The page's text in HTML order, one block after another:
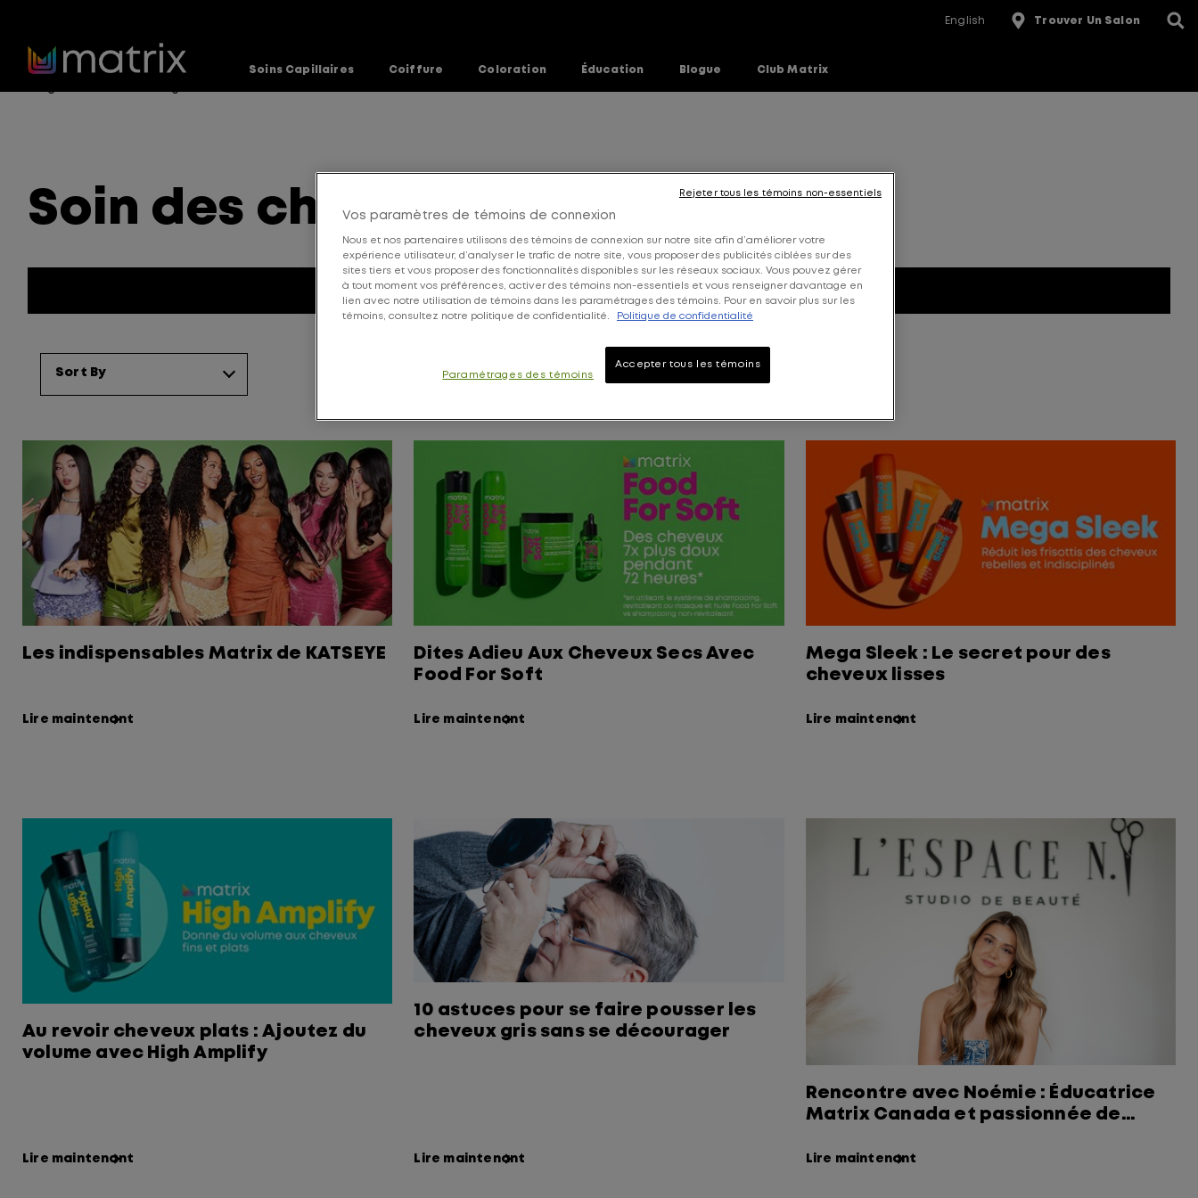
English Trouver Un Salon
Soins Capillaires Coiffure Coloration Éducation Blogue Club Matrix
Soin des cheveux
Tous Coloration Soin des cheveux
Sort By
Les indispensables Matrix de KATSEYE
Lire maintenant
Dites Adieu Aux Cheveux Secs Avec
Food For Soft
Lire maintenant
Mega Sleek : Le secret pour des
cheveux lisses
Lire maintenant
Au revoir cheveux plats : Ajoutez du
volume avec High Amplify
Lire maintenant
10 astuces pour se faire pousser les
cheveux gris sans se décourager
Lire maintenant
Rencontre avec Noémie : Éducatrice
Matrix Canada et passionnée de
Lire maintenant
Vos paramètres de témoins de connexion
Nous et nos partenaires utilisons des témoins de connexion sur notre site afin d’améliorer votre
expérience utilisateur, d’analyser le trafic de notre site, vous proposer des publicités ciblées sur des
sites tiers et vous proposer des fonctionnalités disponibles sur les réseaux sociaux. Vous pouvez gérer
à tout moment vos préférences, activer des témoins non-essentiels et vous renseigner davantage en
lien avec notre utilisation de témoins dans les paramétrages des témoins. Pour en savoir plus sur les
témoins, consultez notre politique de confidentialité.
Politique de confidentialité
Accepter tous les témoins
Paramétrages des témoins
Rejeter tous les témoins non-essentiels